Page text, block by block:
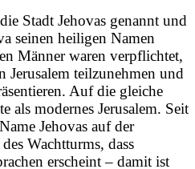
Stadt Jehovas genannt und
seinen heiligen Namen
Männer waren verpflichtet,
Jerusalem teilzunehmen und
Auf die gleiche
als modernes Jerusalem. Seit
Jehovas auf der
Wachtturms, dass
erscheint – damit ist